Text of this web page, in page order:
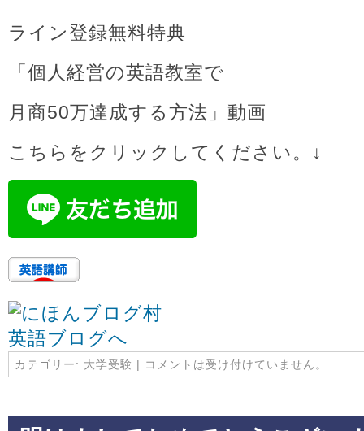
ライン登録無料特典
「個人経営の英語教室で
月商50万達成する方法」動画
こちらをクリックしてください。↓
カテゴリー: 大学受験 | コメントは受け付けていません。